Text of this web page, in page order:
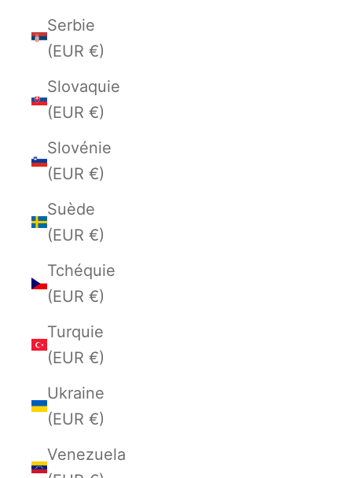
Serbie
(EUR €)
Slovaquie
(EUR €)
Slovénie
(EUR €)
Suède
(EUR €)
Tchéquie
(EUR €)
Turquie
(EUR €)
Ukraine
(EUR €)
Venezuela